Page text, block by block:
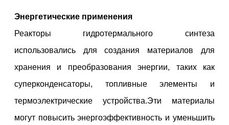
Энергетические применения
Реакторы гидротермального синтеза
использовались для создания материалов для
хранения и преобразования энергии, таких как
суперконденсаторы, топливные элементы и
термоэлектрические устройства.Эти материалы
могут повысить энергоэффективность и уменьшить